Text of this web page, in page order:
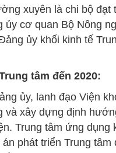
xuyên là chi bộ đạt
cơ quan Bộ Nông
ủy khối kinh tế
tâm đến 2020:
ủy, lanh đạo Viện
và xây dựng định
Trung tâm ứng dụng
phát triển Trung tâm